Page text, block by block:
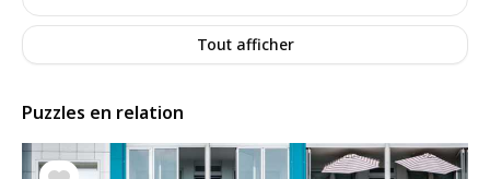
Tout afficher
Puzzles en relation